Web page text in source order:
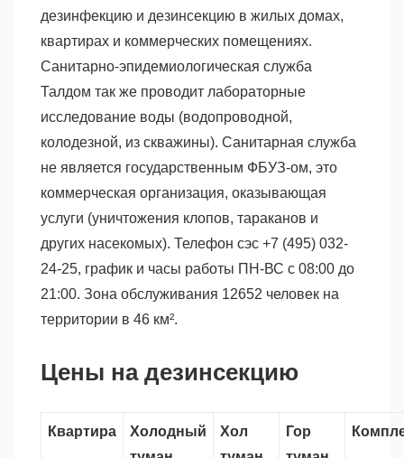
дезинфекцию и дезинсекцию в жилых домах,
квартирах и коммерческих помещениях.
Санитарно-эпидемиологическая служба
Талдом так же проводит лабораторные
исследование воды (водопроводной,
колодезной, из скважины). Санитарная служба
не является государственным ФБУЗ-ом, это
коммерческая организация, оказывающая
услуги (уничтожения клопов, тараканов и
других насекомых). Телефон сэс +7 (495) 032-
24-25, график и часы работы ПН-ВС с 08:00 до
21:00. Зона обслуживания 12652 человек на
территории в 46 км².
Цены на дезинсекцию
Квартира
Холодный
Хол
Гор